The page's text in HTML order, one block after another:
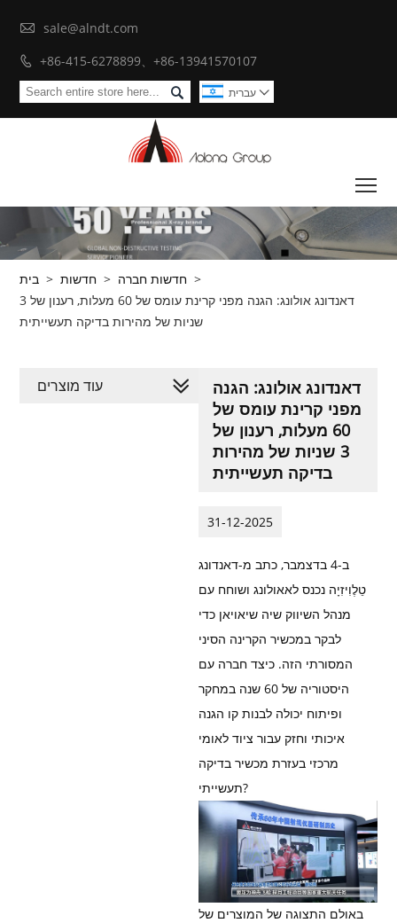
 sale@alndt.com
 +86-415-6278899、+86-13941570107
 עברית 
בית > חדשות > חדשות חברה >
דאנדונג אולונג: הגנה מפני קרינת עומס של 60 מעלות, רענון של 3
שניות של מהירות בדיקה תעשייתית
דאנדונג אולונג: הגנה
מפני קרינת עומס של
60 מעלות, רענון של
3 שניות של מהירות
בדיקה תעשייתית
31-12-2025
ב-4 בדצמבר, כתב מ-דאנדונג
טֵלֶוִיזִיָה נכנס לאאולונג ושוחח עם
מנהל השיווק שיה שיאויאן כדי
לבקר במכשיר הקרינה הסיני
המסורתי הזה. כיצד חברה עם
היסטוריה של 60 שנה במחקר
ופיתוח יכולה לבנות קו הגנה
איכותי וחזק עבור ציוד לאומי
מרכזי בעזרת מכשיר בדיקה
תעשייתי?
באולם התצוגה של המוצרים של
עוד מוצרים